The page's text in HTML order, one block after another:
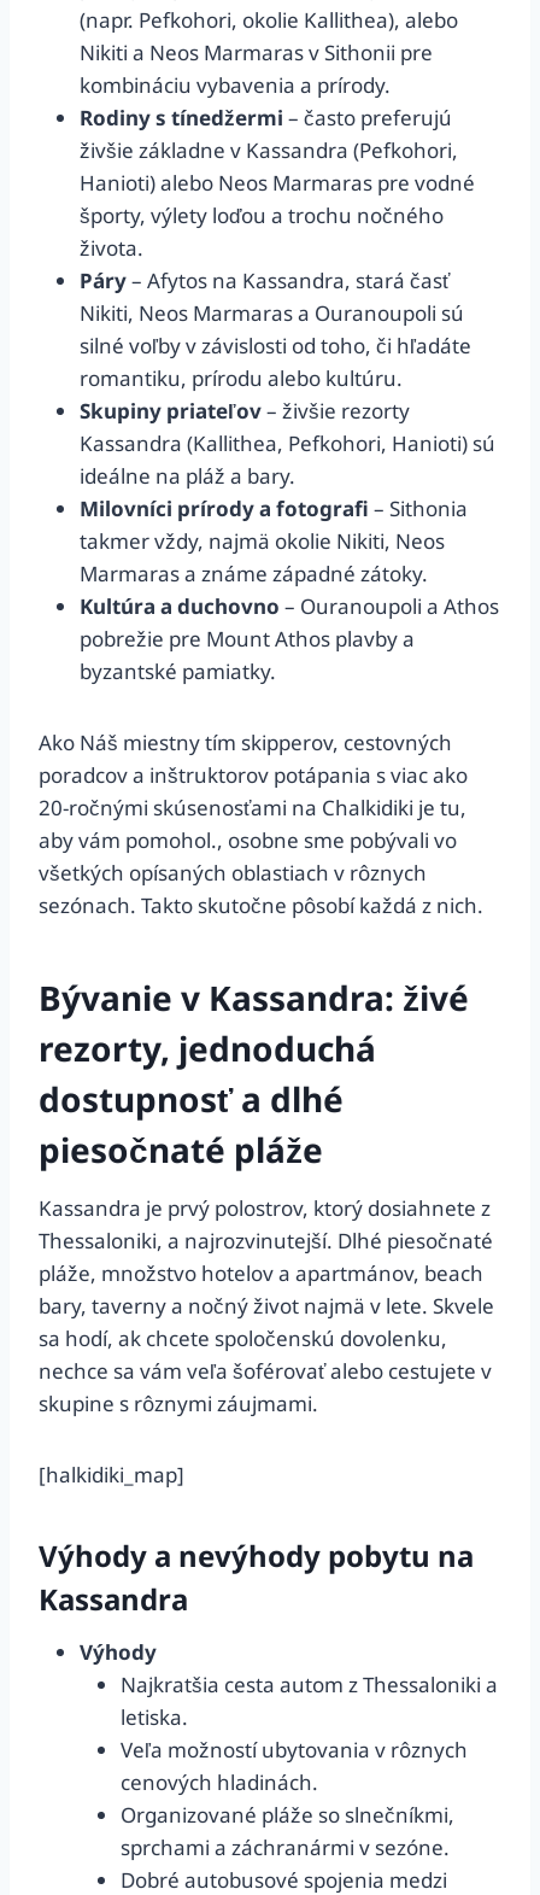
(napr. Pefkohori, okolie Kallithea), alebo
Nikiti a Neos Marmaras v Sithonii pre
kombináciu vybavenia a prírody.
Rodiny s tínedžermi – často preferujú
živšie základne v Kassandra (Pefkohori,
Hanioti) alebo Neos Marmaras pre vodné
športy, výlety loďou a trochu nočného
života.
Páry– Afytos na Kassandra, stará časť
Nikiti, Neos Marmaras a Ouranoupoli sú
silné voľby v závislosti od toho, či hľadáte
romantiku, prírodu alebo kultúru.
Skupiny priateľov– živšie rezorty
Kassandra (Kallithea, Pefkohori, Hanioti) sú
ideálne na pláž a bary.
Milovníci prírody a fotografi – Sithonia
takmer vždy, najmä okolie Nikiti, Neos
Marmaras a známe západné zátoky.
Kultúra a duchovno – Ouranoupoli a Athos
pobrežie pre Mount Athos plavby a
byzantské pamiatky.
Ako Náš miestny tím skipperov, cestovných
poradcov a inštruktorov potápania s viac ako
20-ročnými skúsenosťami na Chalkidiki je tu,
aby vám pomohol., osobne sme pobývali vo
všetkých opísaných oblastiach v rôznych
sezónach. Takto skutočne pôsobí každá z nich.
Bývanie v Kassandra: živé
rezorty, jednoduchá
dostupnosť a dlhé
piesočnaté pláže
Kassandra je prvý polostrov, ktorý dosiahnete z
Thessaloniki, a najrozvinutejší. Dlhé piesočnaté
pláže, množstvo hotelov a apartmánov, beach
bary, taverny a nočný život najmä v lete. Skvele
sa hodí, ak chcete spoločenskú dovolenku,
nechce sa vám veľa šoférovať alebo cestujete v
skupine s rôznymi záujmami.
[halkidiki_map]
Výhody a nevýhody pobytu na
Kassandra
Výhody
Najkratšia cesta autom z Thessaloniki a
letiska.
Veľa možností ubytovania v rôznych
cenových hladinách.
Organizované pláže so slnečníkmi,
sprchami a záchranármi v sezóne.
Dobré autobusové spojenia medzi